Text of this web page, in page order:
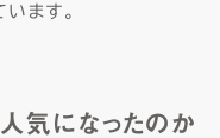
ます。
人気になったのか